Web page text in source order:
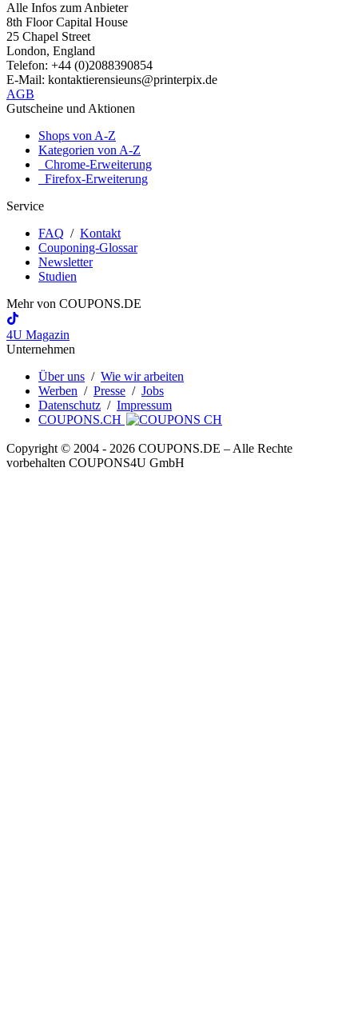
Alle Infos zum Anbieter
8th Floor Capital House
25 Chapel Street
London, England
Telefon: +44 (0)2088390854
E-Mail: kontaktierensieuns@printerpix.de
AGB
Gutscheine und Aktionen
Shops von A-Z
Kategorien von A-Z
Chrome-Erweiterung
Firefox-Erweiterung
Service
FAQ / Kontakt
Couponing-Glossar
Newsletter
Studien
Mehr von COUPONS.DE
4U Magazin
Unternehmen
Über uns / Wie wir arbeiten
Werben / Presse / Jobs
Datenschutz / Impressum
COUPONS.CH
Copyright © 2004 ‐ 2026 COUPONS.DE – Alle Rechte
vorbehalten COUPONS4U GmbH